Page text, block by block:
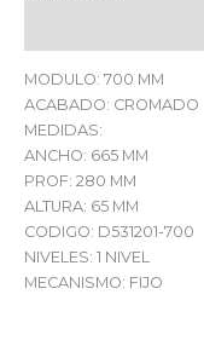
MODULO: 700 MM
ACABADO: CROMADO
MEDIDAS:
ANCHO: 665 MM
PROF: 280 MM
ALTURA: 65 MM
CODIGO: D531201-700
NIVELES: 1 NIVEL
MECANISMO: FIJO